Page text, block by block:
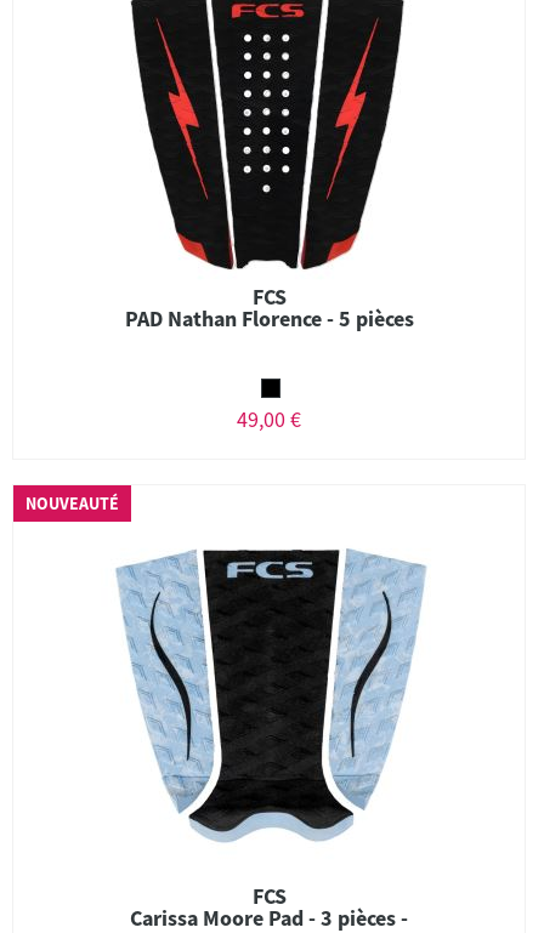
FCS
PAD Nathan Florence - 5 pièces
49,00 €
NOUVEAUTÉ
FCS
Carissa Moore Pad - 3 pièces -